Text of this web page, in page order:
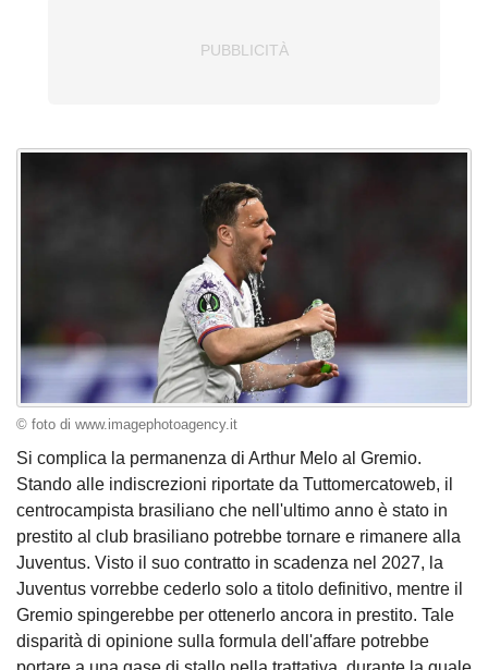
© foto di www.imagephotoagency.it
Si complica la permanenza di Arthur Melo al Gremio.
Stando alle indiscrezioni riportate da Tuttomercatoweb, il
centrocampista brasiliano che nell'ultimo anno è stato in
prestito al club brasiliano potrebbe tornare e rimanere alla
Juventus. Visto il suo contratto in scadenza nel 2027, la
Juventus vorrebbe cederlo solo a titolo definitivo, mentre il
Gremio spingerebbe per ottenerlo ancora in prestito. Tale
disparità di opinione sulla formula dell'affare potrebbe